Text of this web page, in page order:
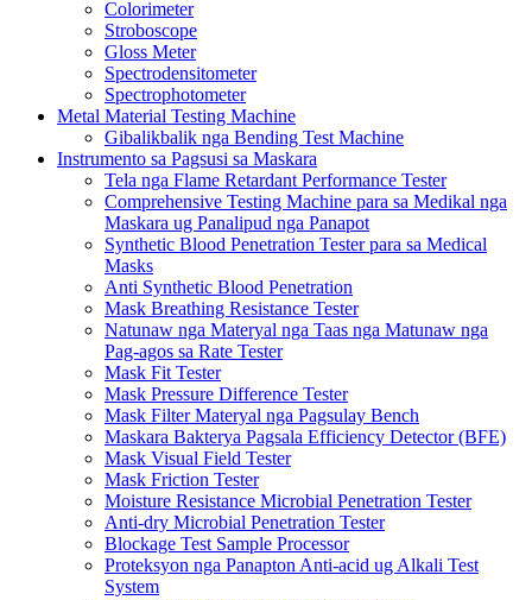
Colorimeter
Stroboscope
Gloss Meter
Spectrodensitometer
Spectrophotometer
Metal Material Testing Machine
Gibalikbalik nga Bending Test Machine
Instrumento sa Pagsusi sa Maskara
Tela nga Flame Retardant Performance Tester
Comprehensive Testing Machine para sa Medikal nga
Maskara ug Panalipud nga Panapot
Synthetic Blood Penetration Tester para sa Medical
Masks
Anti Synthetic Blood Penetration
Mask Breathing Resistance Tester
Natunaw nga Materyal nga Taas nga Matunaw nga
Pag-agos sa Rate Tester
Mask Fit Tester
Mask Pressure Difference Tester
Mask Filter Materyal nga Pagsulay Bench
Maskara Bakterya Pagsala Efficiency Detector (BFE)
Mask Visual Field Tester
Mask Friction Tester
Moisture Resistance Microbial Penetration Tester
Anti-dry Microbial Penetration Tester
Blockage Test Sample Processor
Proteksyon nga Panapton Anti-acid ug Alkali Test
System